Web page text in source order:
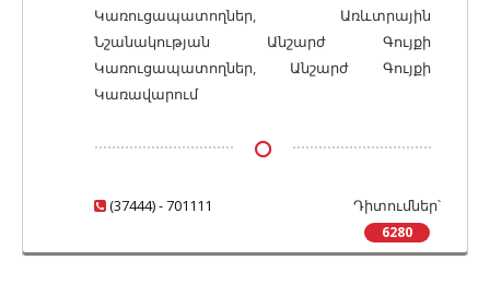
Կառուցապատողներ, Առևտրային
Նշանակության Անշարժ Գույքի
Կառուցապատողներ, Անշարժ Գույքի
Կառավարում
Դիտումներ՝
6280
(37444) - 701111